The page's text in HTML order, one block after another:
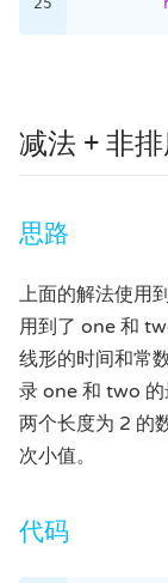
减法 + 非
思路
上面的解法使用
用到了 one 和
线形的时间和常
录 one 和 two 的
两个长度为 2 的
次小值。
代码